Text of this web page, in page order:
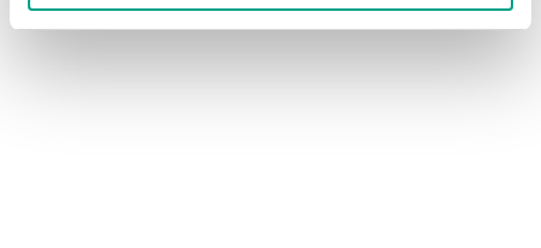
piekrišanu sadaļā “Sīkdatņu iestatījumi”.